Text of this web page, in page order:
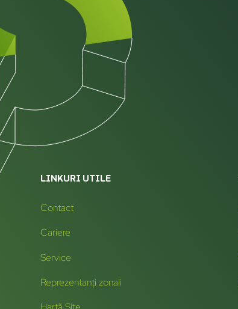
LINKURI UTILE
Contact
Cariere
Service
Reprezentanți zonali